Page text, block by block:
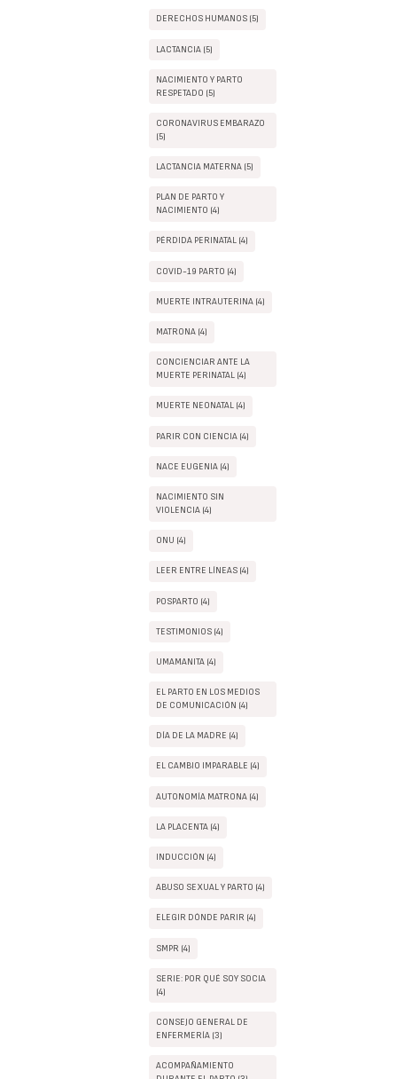
DERECHOS HUMANOS (5)
LACTANCIA (5)
NACIMIENTO Y PARTO
RESPETADO (5)
CORONAVIRUS EMBARAZO
(5)
LACTANCIA MATERNA (5)
PLAN DE PARTO Y
NACIMIENTO (4)
PÉRDIDA PERINATAL (4)
COVID-19 PARTO (4)
MUERTE INTRAUTERINA (4)
MATRONA (4)
CONCIENCIAR ANTE LA
MUERTE PERINATAL (4)
MUERTE NEONATAL (4)
PARIR CON CIENCIA (4)
NACE EUGENIA (4)
NACIMIENTO SIN
VIOLENCIA (4)
ONU (4)
LEER ENTRE LÍNEAS (4)
POSPARTO (4)
TESTIMONIOS (4)
UMAMANITA (4)
EL PARTO EN LOS MEDIOS
DE COMUNICACIÓN (4)
DÍA DE LA MADRE (4)
EL CAMBIO IMPARABLE (4)
AUTONOMÍA MATRONA (4)
LA PLACENTA (4)
INDUCCIÓN (4)
ABUSO SEXUAL Y PARTO (4)
ELEGIR DÓNDE PARIR (4)
SMPR (4)
SERIE: POR QUÉ SOY SOCIA
(4)
CONSEJO GENERAL DE
ENFERMERÍA (3)
ACOMPAÑAMIENTO